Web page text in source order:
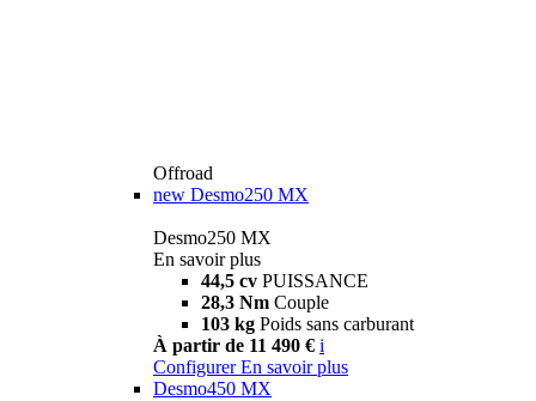
Offroad
new Desmo250 MX
Desmo250 MX
En savoir plus
44,5 cv PUISSANCE
28,3 Nm Couple
103 kg Poids sans carburant
À partir de 11 490 € i
Configurer En savoir plus
Desmo450 MX